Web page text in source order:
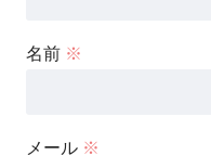
名前 ※
メール ※